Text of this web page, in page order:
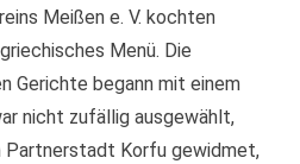
Meißen e. V. kochten
Menü. Die
Gerichte begann mit einem
nicht zufällig ausgewählt,
Partnerstadt Korfu gewidmet,